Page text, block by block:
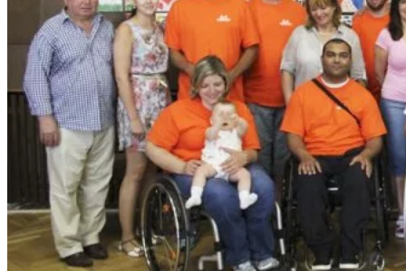
Koncert
Ubytovanie
Pobyty
Wellness
Gastro
Kultúra a tradície
Kúpele
Šport a agroturistika
Školstvo
Ekonomika obchod a doprava
Banskobystrický kraj
Tipy
Výlet
Turistika
Cyklistika